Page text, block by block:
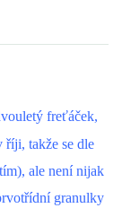
freťáček,
říji, takže se dle
ale není nijak
granulky